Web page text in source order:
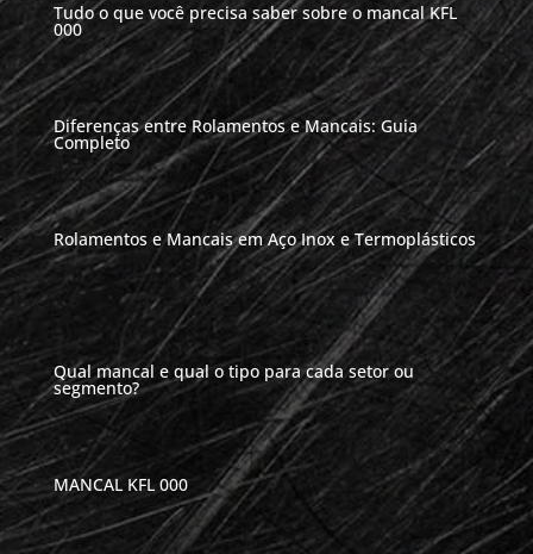
Tudo o que você precisa saber sobre o mancal KFL
000
Diferenças entre Rolamentos e Mancais: Guia
Completo
Rolamentos e Mancais em Aço Inox e Termoplásticos
Qual mancal e qual o tipo para cada setor ou
segmento?
MANCAL KFL 000